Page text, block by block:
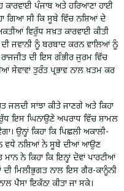
ਪੰਜਾਬ ਅਤੇ ਹਰਿਆਣਾ ਹਾਈ
ਗਿਆ ਸੀ ਕਿ ਸੂਬੇ ਵਿੱਚ ਨਸ਼ਿਆਂ ਦੇ
ਵਿਰੁੱਧ ਸਖ਼ਤ ਕਾਰਵਾਈ ਕੀਤੀ
ਦੀ ਜਵਾਨੀ ਨੂੰ ਬਰਬਾਦ ਕਰਨ ਵਾਲਿਆਂ ਨੂੰ
ਦੀ ਇਸ ਗੰਭੀਰ ਜੁਰਮ ਵਿੱਚ
ਤੁਰੰਤ ਪ੍ਰਭਾਵ ਨਾਲ ਖ਼ਤਮ ਕਰ
ਸਾਂਝਾ ਕੀਤੇ ਜਾਣਗੇ ਅਤੇ ਕਿਹਾ
ਇਸ ਘਿਨਾਉਣੇ ਅਪਰਾਧ ਵਿੱਚ ਸ਼ਾਮਲ
ਉਨ੍ਹਾਂ ਕਿਹਾ ਕਿ ਪਿਛਲੀ ਅਕਾਲੀ-
ਵਧੇ ਨਸ਼ਿਆਂ ਨੇ ਸੂਬੇ ਦੀਆਂ ਆਉਣ
ਨੇ ਕਿਹਾ ਕਿ ਇਨ੍ਹਾਂ ਦੋਵਾਂ ਪਾਰਟੀਆਂ
ਮਿਲੀਭੁਗਤ ਨਾਲ ਇਸ ਗੈਰ-ਕਾਨੂੰਨੀ
ਪੈਸਾ ਇਕੱਠਾ ਕੀਤਾ ਜਾ ਸਕੇ।